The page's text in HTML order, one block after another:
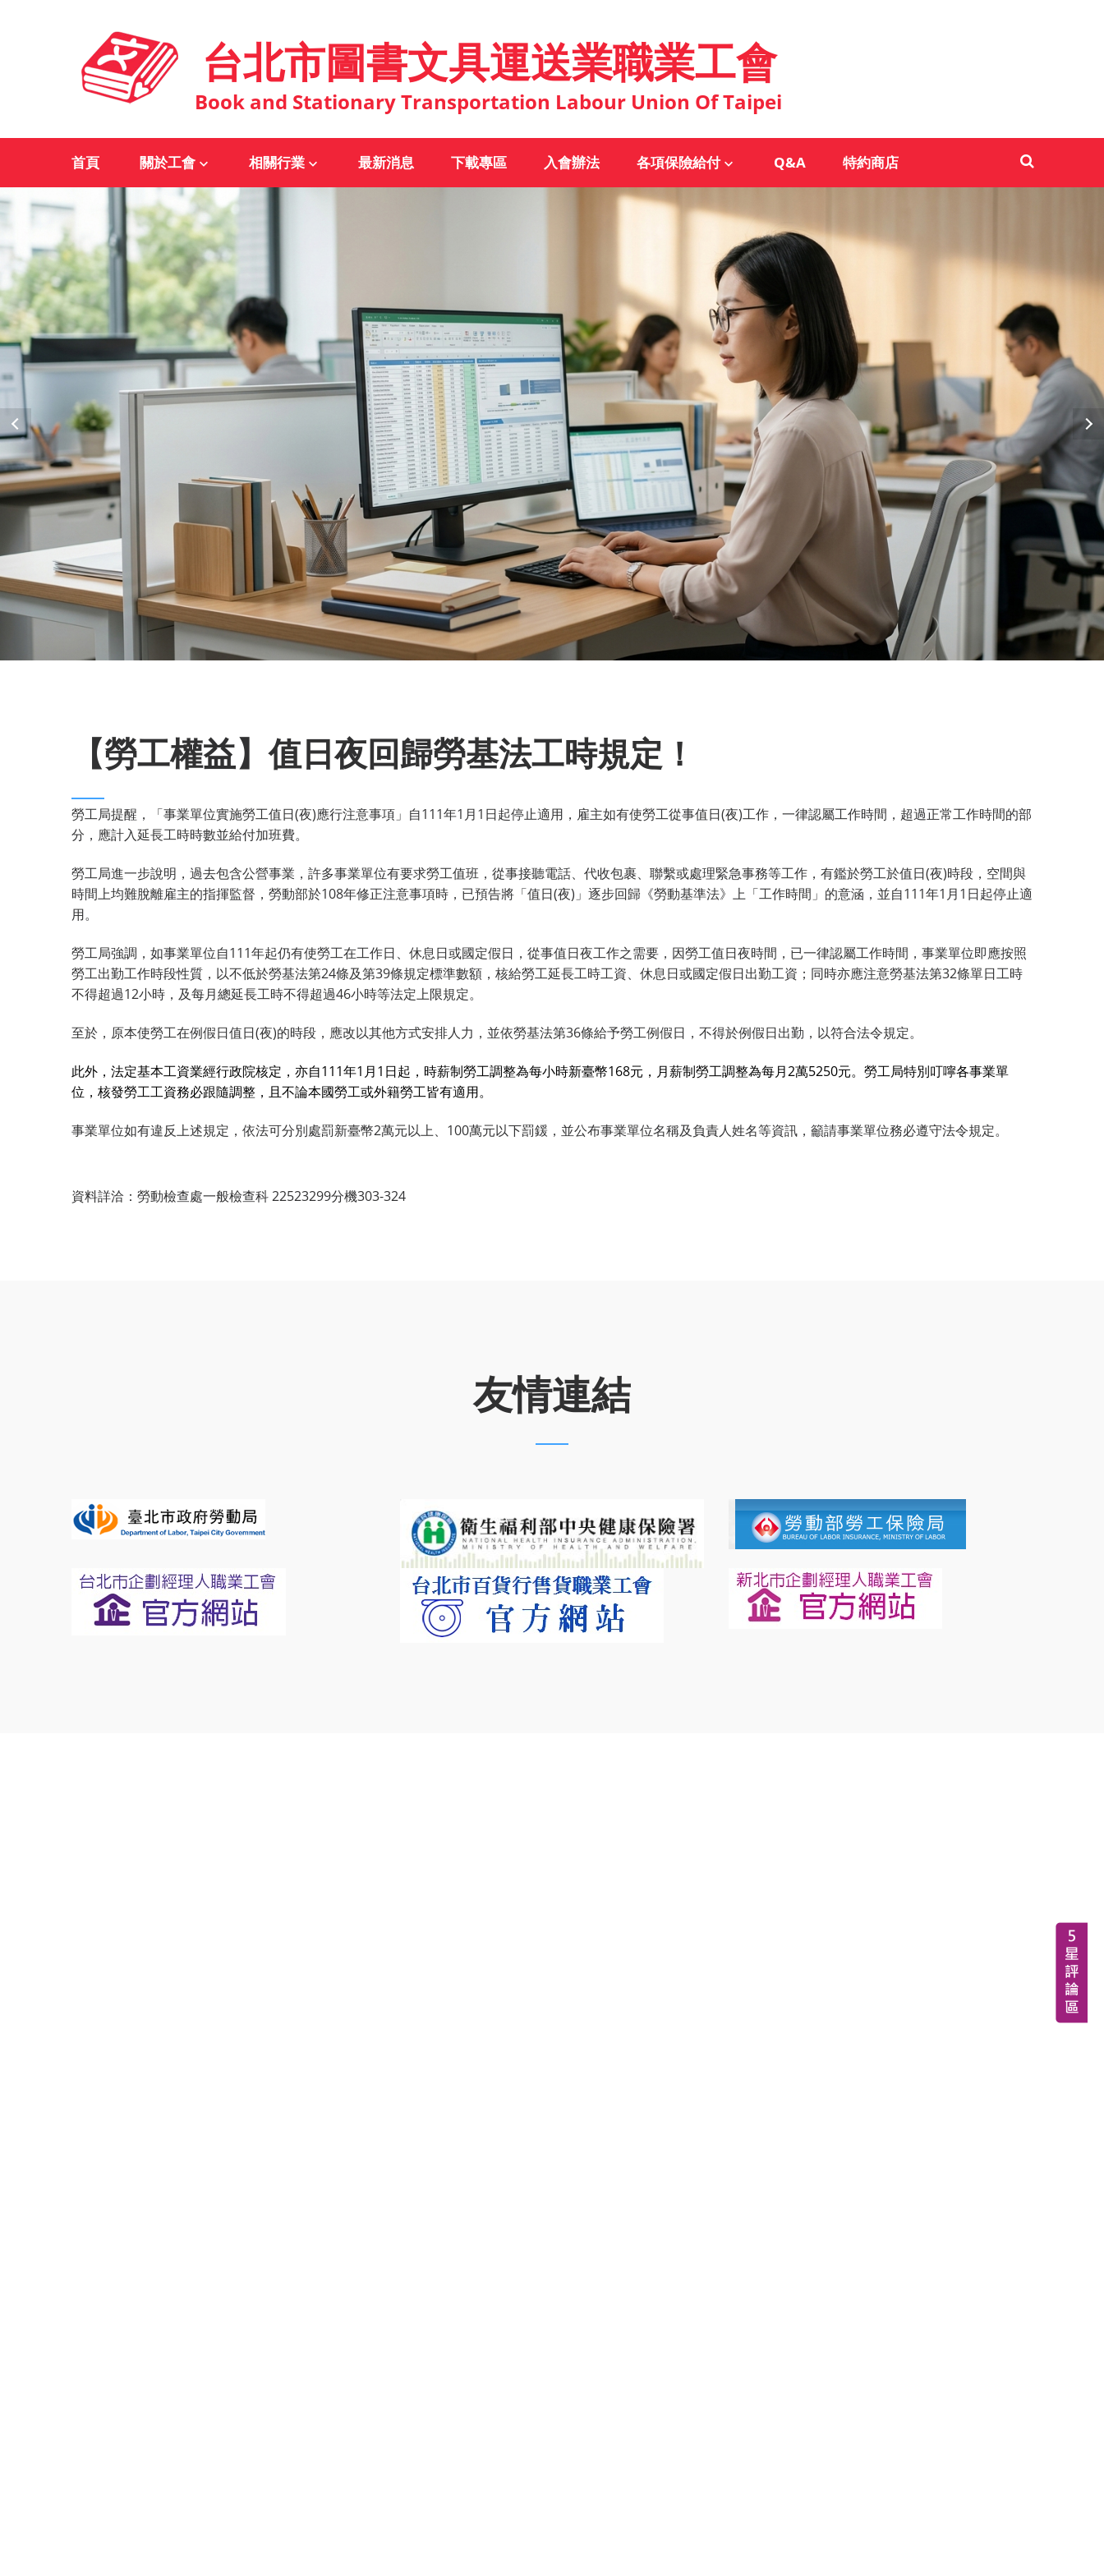
台北市圖書文具運送業職業工會
Book and Stationary Transportation Labour Union Of Taipei
首頁 關於工會 相關行業 最新消息 下載專區 入會辦法 各項保險給付 Q&A 特約商店
【勞工權益】值日夜回歸勞基法工時規定！
勞工局提醒，「事業單位實施勞工值日(夜)應行注意事項」自111年1月1日起停止適用，雇主如有使勞工從事值日(夜)工作，一律認屬工作時間，超過正常工作時間的部
分，應計入延長工時時數並給付加班費。
勞工局進一步說明，過去包含公營事業，許多事業單位有要求勞工值班，從事接聽電話、代收包裹、聯繫或處理緊急事務等工作，有鑑於勞工於值日(夜)時段，空間與
時間上均難脫離雇主的指揮監督，勞動部於108年修正注意事項時，已預告將「值日(夜)」逐步回歸《勞動基準法》上「工作時間」的意涵，並自111年1月1日起停止適
用。
勞工局強調，如事業單位自111年起仍有使勞工在工作日、休息日或國定假日，從事值日夜工作之需要，因勞工值日夜時間，已一律認屬工作時間，事業單位即應按照
勞工出勤工作時段性質，以不低於勞基法第24條及第39條規定標準數額，核給勞工延長工時工資、休息日或國定假日出勤工資；同時亦應注意勞基法第32條單日工時
不得超過12小時，及每月總延長工時不得超過46小時等法定上限規定。
至於，原本使勞工在例假日值日(夜)的時段，應改以其他方式安排人力，並依勞基法第36條給予勞工例假日，不得於例假日出勤，以符合法令規定。
此外，法定基本工資業經行政院核定，亦自111年1月1日起，時薪制勞工調整為每小時新臺幣168元，月薪制勞工調整為每月2萬5250元。勞工局特別叮嚀各事業單
位，核發勞工工資務必跟隨調整，且不論本國勞工或外籍勞工皆有適用。
事業單位如有違反上述規定，依法可分別處罰新臺幣2萬元以上、100萬元以下罰鍰，並公布事業單位名稱及負責人姓名等資訊，籲請事業單位務必遵守法令規定。
資料詳洽：勞動檢查處一般檢查科 22523299分機303-324
友情連結